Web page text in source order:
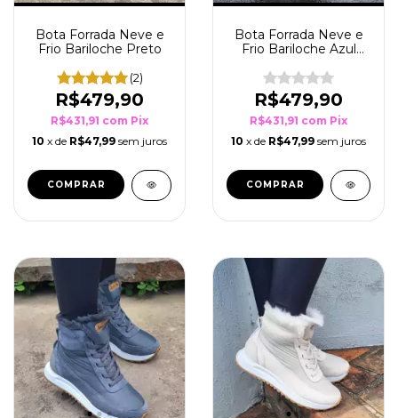
Bota Forrada Neve e
Frio Bariloche Preto
(2)
R$479,90
R$431,91 com Pix
10 x de R$47,99 sem juros
COMPRAR
Bota Forrada Neve e
Frio Bariloche Azul
R$479,90
R$431,91 com Pix
10 x de R$47,99 sem juros
COMPRAR